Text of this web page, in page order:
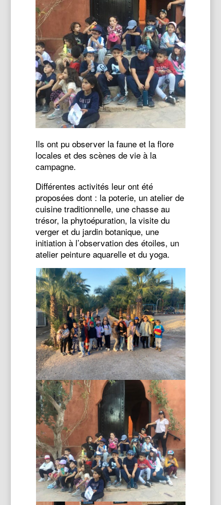
Ils ont pu observer la faune et la flore
locales et des scènes de vie à la
campagne.
Différentes activités leur ont été
proposées dont : la poterie, un atelier de
cuisine traditionnelle, une chasse au
trésor, la phytoépuration, la visite du
verger et du jardin botanique, une
initiation à l’observation des étoiles, un
atelier peinture aquarelle et du yoga.